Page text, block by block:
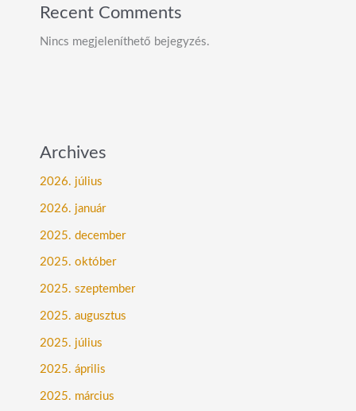
Recent Comments
Nincs megjeleníthető bejegyzés.
Archives
2026. július
2026. január
2025. december
2025. október
2025. szeptember
2025. augusztus
2025. július
2025. április
2025. március